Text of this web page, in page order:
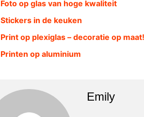
Foto op glas van hoge kwaliteit
Stickers in de keuken
Print op plexiglas – decoratie op maat!
Printen op aluminium
Emily